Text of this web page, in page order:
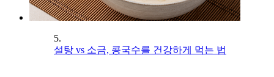
5.
설탕 vs 소금, 콩국수를 건강하게 먹는 법